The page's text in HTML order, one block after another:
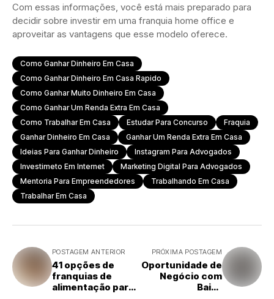
Com essas informações, você está mais preparado para
decidir sobre investir em uma franquia home office e
aproveitar as vantagens que esse modelo oferece.
Como Ganhar Dinheiro Em Casa
Como Ganhar Dinheiro Em Casa Rapido
Como Ganhar Muito Dinheiro Em Casa
Como Ganhar Um Renda Extra Em Casa
Como Trabalhar Em Casa
Estudar Para Concurso
Fraquia
Ganhar Dinheiro Em Casa
Ganhar Um Renda Extra Em Casa
Ideias Para Ganhar Dinheiro
Instagram Para Advogados
Investimeto Em Internet
Marketing Digital Para Advogados
Mentoria Para Empreendedores
Trabalhando Em Casa
Trabalhar Em Casa
POSTAGEM ANTERIOR
41 opções de
franquias de
alimentação para
PRÓXIMA POSTAGEM
Oportunidade de
Negócio com
Baixo